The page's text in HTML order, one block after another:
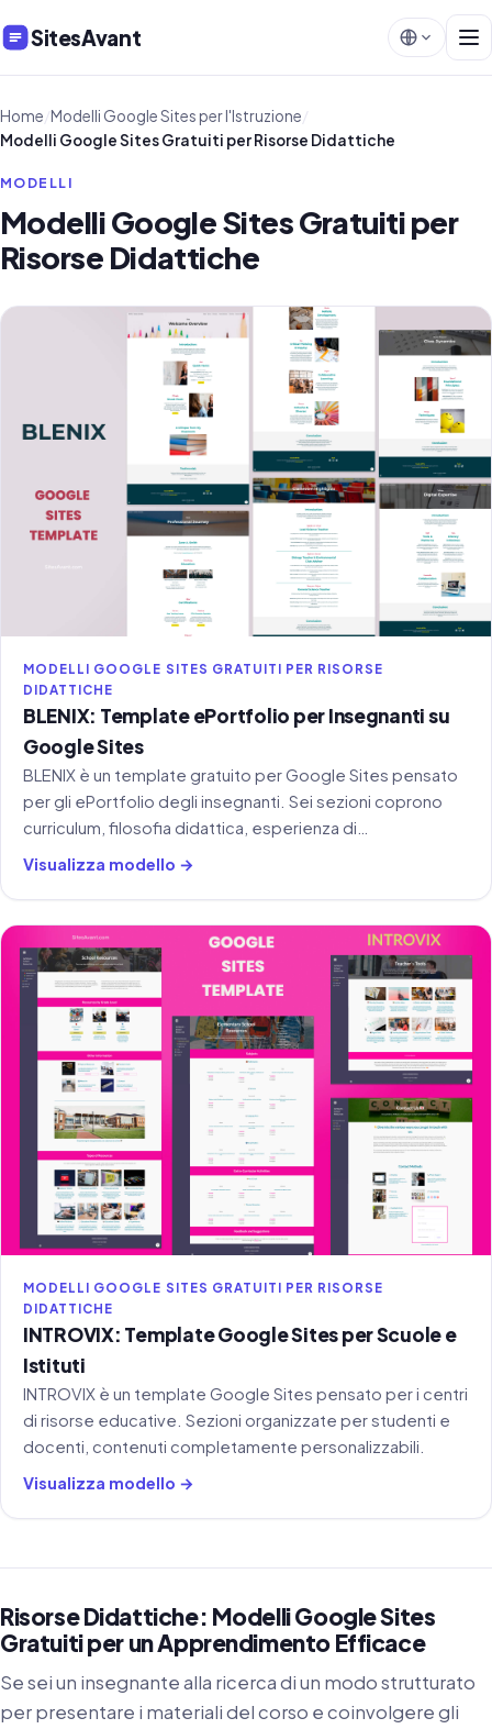
SitesAvant
Home/Modelli Google Sites per l'Istruzione/
Modelli Google Sites Gratuiti per Risorse Didattiche
MODELLI
Modelli Google Sites Gratuiti per
Risorse Didattiche
MODELLI GOOGLE SITES GRATUITI PER RISORSE
DIDATTICHE
BLENIX: Template ePortfolio per Insegnanti su
Google Sites
BLENIX è un template gratuito per Google Sites pensato
per gli ePortfolio degli insegnanti. Sei sezioni coprono
curriculum, filosofia didattica, esperienza di
insegnamento, competenze tecnologiche e gestione
Visualizza modello →
MODELLI GOOGLE SITES GRATUITI PER RISORSE
DIDATTICHE
INTROVIX: Template Google Sites per Scuole e
Istituti
INTROVIX è un template Google Sites pensato per i centri
di risorse educative. Sezioni organizzate per studenti e
docenti, contenuti completamente personalizzabili.
Visualizza modello →
Risorse Didattiche: Modelli Google Sites
Gratuiti per un Apprendimento Efficace
Se sei un insegnante alla ricerca di un modo strutturato
per presentare i materiali del corso e coinvolgere gli